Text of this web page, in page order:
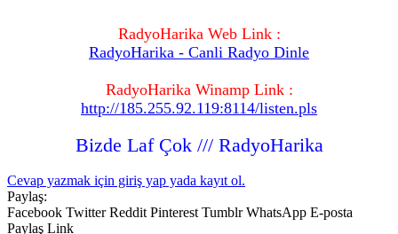
RadyoHarika Web Link :
RadyoHarika - Canli Radyo Dinle
RadyoHarika Winamp Link :
http://185.255.92.119:8114/listen.pls
Bizde Laf Çok /// RadyoHarika
Cevap yazmak için giriş yap yada kayıt ol.
Paylaş:
Facebook Twitter Reddit Pinterest Tumblr WhatsApp E-posta
Paylaş Link